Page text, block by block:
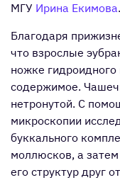
МГУ Ирина Екимова.
Благодаря
что взрослые
ножке
содержимое.
нетронутой. С
микроскопии
буккального
моллюсков, а
его структур друг